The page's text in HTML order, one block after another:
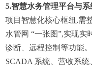
5.智慧水务管理平台与系
项目智慧化核心枢纽,需
水管网 “一张图”,实现
诊断、远程控制等功能
SCADA 系统、营收系